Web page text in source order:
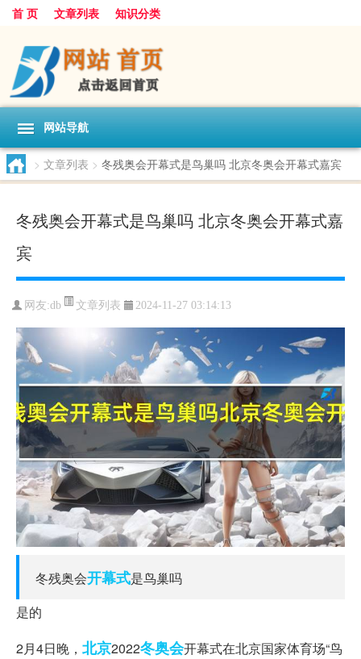
首 页 文章列表 知识分类
网站导航
> 文章列表 > 冬残奥会开幕式是鸟巢吗 北京冬奥会开幕式嘉宾
冬残奥会开幕式是鸟巢吗 北京冬奥会开幕式嘉
宾
网友:db 文章列表 2024-11-27 03:14:13
冬残奥会开幕式是鸟巢吗
是的
2月4日晚， 北京2022冬奥会开幕式在北京国家体育场“鸟